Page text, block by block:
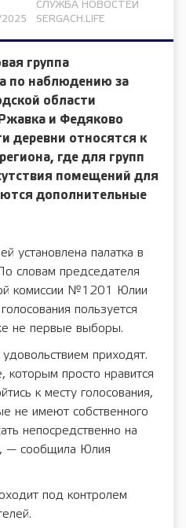
СЛУЖБА НОВОСТЕЙ
SERGACH.LIFE
группа
по наблюдению за
области
и Федяково
деревни относятся к
где для групп
помещений для
дополнительные
установлена палатка в
словам председателя
комиссии №1201 Юлии
пользуется
не первые выборы.
приходят.
просто нравится
к месту голосования,
не имеют собственного
непосредственно на
— сообщила Юлия
под контролем